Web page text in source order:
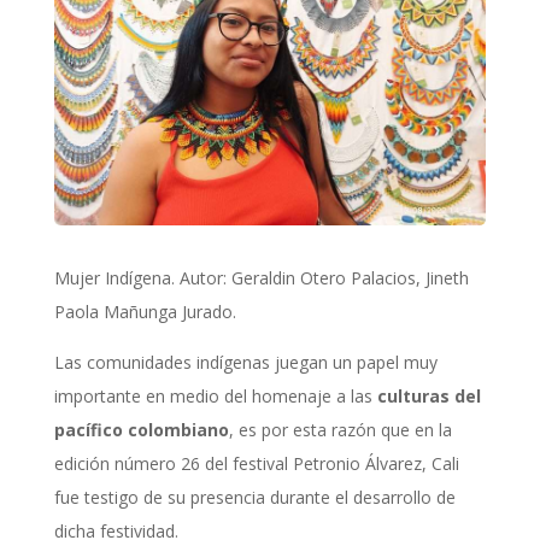
Mujer Indígena. Autor: Geraldin Otero Palacios, Jineth
Paola Mañunga Jurado.
Las comunidades indígenas juegan un papel muy
importante en medio del homenaje a las culturas del
pacífico colombiano, es por esta razón que en la
edición número 26 del festival Petronio Álvarez, Cali
fue testigo de su presencia durante el desarrollo de
dicha festividad.